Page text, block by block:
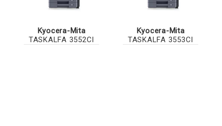
Kyocera-Mita
TASKALFA 3552CI
Kyocera-Mita
TASKALFA 3553CI